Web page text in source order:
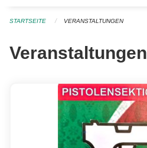
STARTSEITE VERANSTALTUNGEN
Veranstaltungen